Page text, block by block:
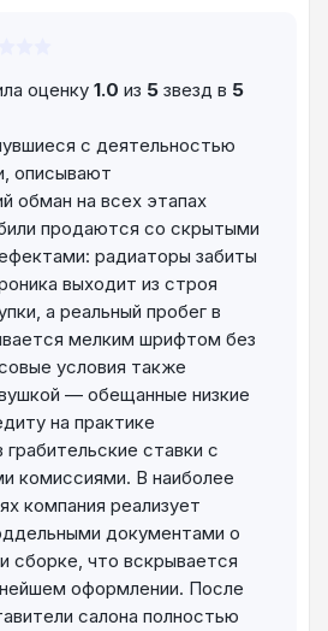
оценку 1.0 из 5 звезд в 5
с деятельностью
описывают
обман на всех этапах
продаются со скрытыми
радиаторы забиты
выходит из строя
а реальный пробег в
мелким шрифтом без
условия также
— обещанные низкие
на практике
ставки с
комиссиями. В наиболее
компания реализует
документами о
сборке, что вскрывается
оформлении. После
салона полностью